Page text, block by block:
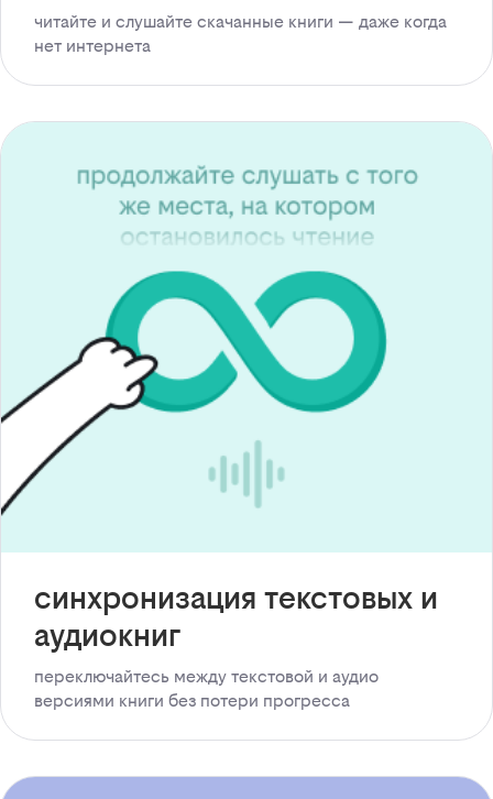
читайте и слушайте скачанные книги — даже когда
нет интернета
синхронизация текстовых и
аудиокниг
переключайтесь между текстовой и аудио
версиями книги без потери прогресса